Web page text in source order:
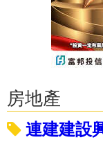
房地產
連建建設